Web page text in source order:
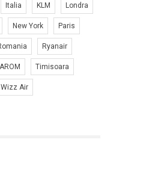
Italia KLM Londra
New York Paris
Ryanair
Timisoara
Wizz Air